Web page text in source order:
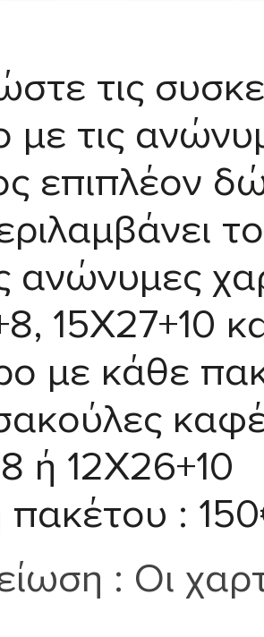
τις
με τις
επιπλέον
ανώνυμες
15Χ27+10
με κάθε
ή 12Χ26+10
πακέτου :
: Οι